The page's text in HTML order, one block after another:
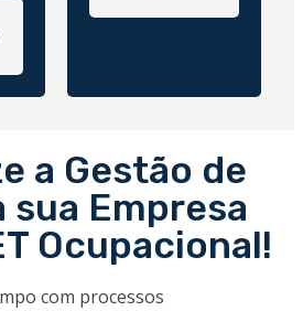
a Gestão de
sua Empresa
Ocupacional!
com processos